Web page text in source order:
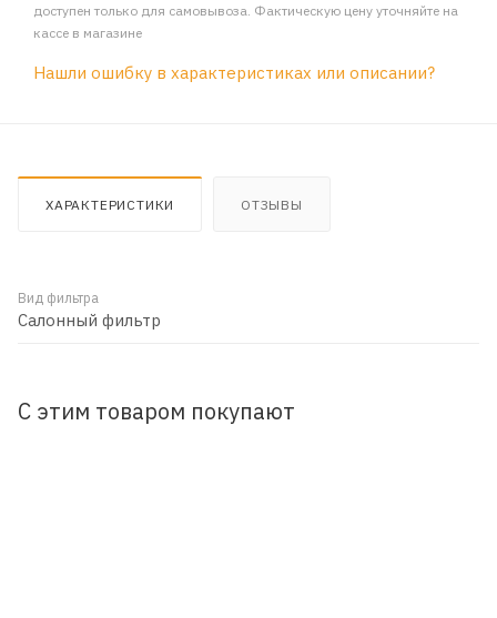
доступен только для самовывоза. Фактическую цену уточняйте на
кассе в магазине
Нашли ошибку в характеристиках или описании?
ХАРАКТЕРИСТИКИ ОТЗЫВЫ
Вид фильтра
Салонный фильтр
С этим товаром покупают